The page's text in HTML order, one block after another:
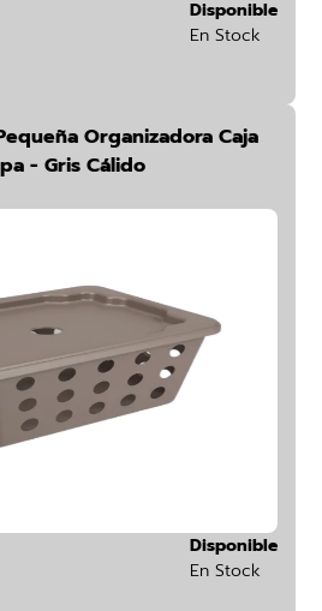
Disponible
En Stock
Organizadora Caja
- Gris Cálido
Disponible
En Stock